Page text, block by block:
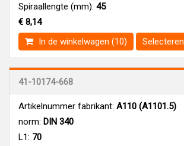
Spiraallengte (mm): 45
€ 8,14
In de winkelwagen (10)
Selecteren
41-10174-668
Artikelnummer fabrikant: A110 (A1101.5)
norm: DIN 340
L1: 70